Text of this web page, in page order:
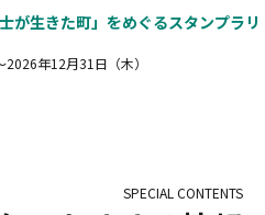
が生きた町」をめぐるスタンプラリ
年12月31日（木）
SPECIAL CONTENTS